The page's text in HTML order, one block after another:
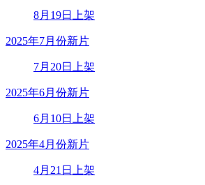
8月19日上架
2025年7月份新片
7月20日上架
2025年6月份新片
6月10日上架
2025年4月份新片
4月21日上架